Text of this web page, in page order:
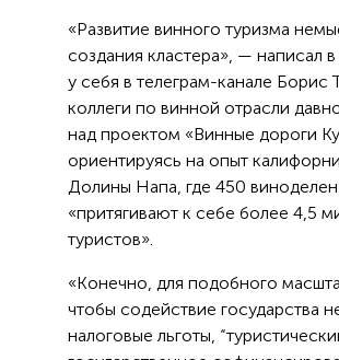
«Развитие винного туризма
создания кластера», — написал
у себя в телеграм-канале Борис
коллеги по винной отрасли
над проектом «Винные дороги
ориентируясь на опыт
Долины Напа, где 450
«притягивают к себе более 4,5
туристов».
«Конечно, для подобного
чтобы содействие государства
налоговые льготы,